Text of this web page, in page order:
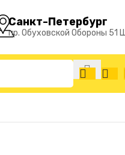
Санкт-Петербург
пр. Обуховской Обороны 51